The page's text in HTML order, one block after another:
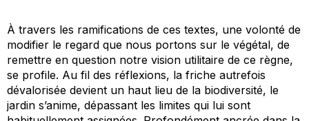
À travers les ramifications de ces textes, une volonté de
modifier le regard que nous portons sur le végétal, de
remettre en question notre vision utilitaire de ce règne,
se profile. Au fil des réflexions, la friche autrefois
dévalorisée devient un haut lieu de la biodiversité, le
jardin s’anime, dépassant les limites qui lui sont